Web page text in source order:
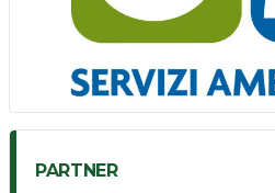
PARTNER